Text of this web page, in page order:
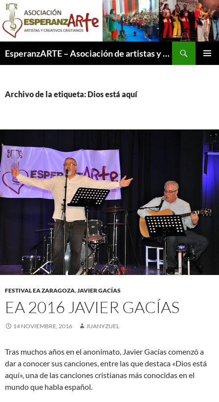
Saltar
contenido
EsperanzARTE – Asociación de artistas y creativos cristianos
Archivo de la etiqueta: Dios está aquí
FESTIVAL EA ZARAGOZA,JAVIER GACÍAS
EA 2016 JAVIER GACÍAS
14 NOVIEMBRE, 2016 JUANYZUEL
Tras muchos años en el anonimato, Javier Gacías comenzó a
dar a conocer sus canciones, entre las que destaca «Dios está
aquí», una de las canciones cristianas más conocidas en el
mundo que habla español.